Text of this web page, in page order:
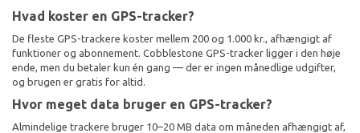
Hvad koster en GPS-tracker?
De fleste GPS-trackere koster mellem 200 og 1.000 kr., afhængigt af
funktioner og abonnement. Cobblestone GPS-tracker ligger i den høje
ende, men du betaler kun én gang — der er ingen månedlige udgifter,
og brugen er gratis for altid.
Hvor meget data bruger en GPS-tracker?
Almindelige trackere bruger 10–20 MB data om måneden afhængigt af,